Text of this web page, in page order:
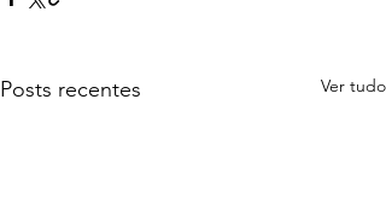
Posts recentes Ver tudo